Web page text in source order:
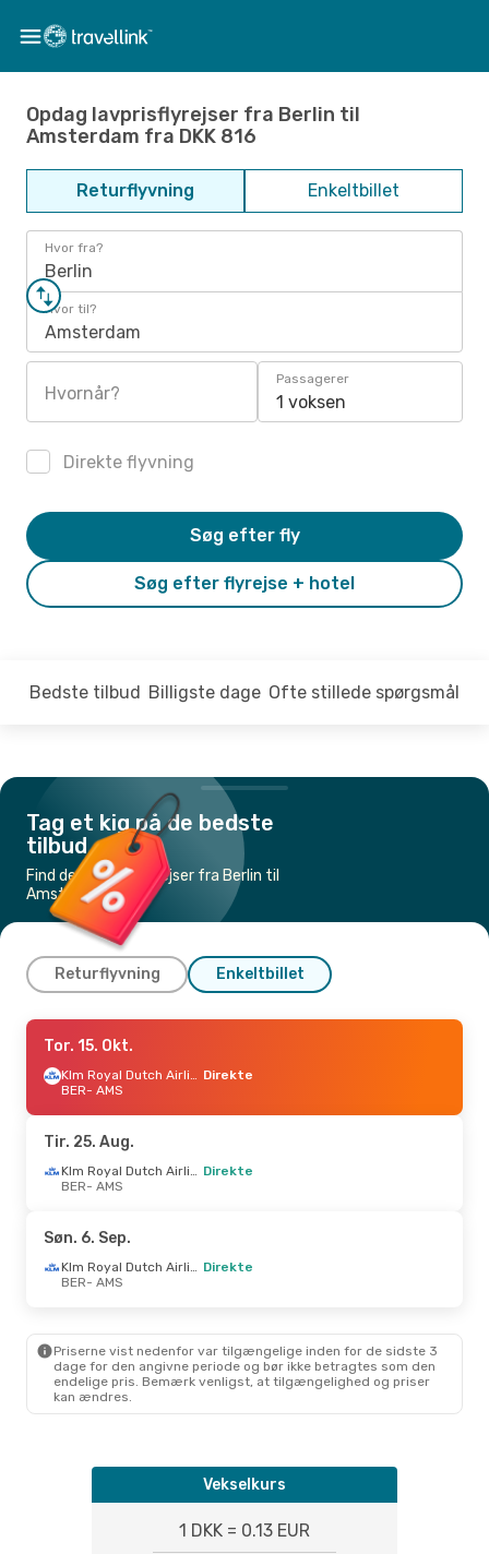
Opdag lavprisflyrejser fra Berlin til
Amsterdam fra DKK 816
Returflyvning Enkeltbillet
Hvor fra?
Berlin
Hvor til?
Amsterdam
Hvornår?
Passagerer
1 voksen
Direkte flyvning
Søg efter flyrejse + hotel
Søg efter fly
Bedste tilbud Billigste dage Ofte stillede spørgsmål
Tag et kig på de bedste
tilbud
Find de billigste flyrejser fra Berlin til
Amsterdam
Returflyvning Enkeltbillet
Tor. 1. Okt.- Søn. 4. Okt.
Klm Royal Dutch Airlines Direkte
BER- AMS
AMS- BER
Lør. 19. Sep.- Søn. 20. Sep.
AMS- BER
BER
- AMS
Austrian Airlines
1 Mellemlanding
AMS- BER
Tor. 15. Okt.
Klm Royal Dutch Airlines Direkte
BER- AMS
Tir. 25. Aug.
Klm Royal Dutch Airlines Direkte
BER- AMS
Søn. 6. Sep.
Klm Royal Dutch Airlines Direkte
BER- AMS
Priserne vist nedenfor var tilgængelige inden for de sidste 3
dage for den angivne periode og bør ikke betragtes som den
endelige pris. Bemærk venligst, at tilgængelighed og priser
kan ændres.
Vekselkurs
1 DKK = 0.13 EUR